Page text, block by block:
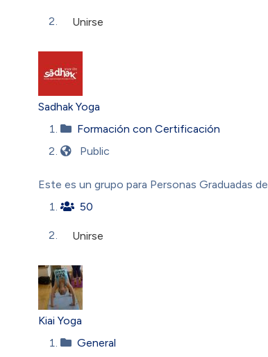
Unirse
Sadhak Yoga
Formación con Certificación
Public
Este es un grupo para Personas Graduadas
50
Unirse
Kiai Yoga
General